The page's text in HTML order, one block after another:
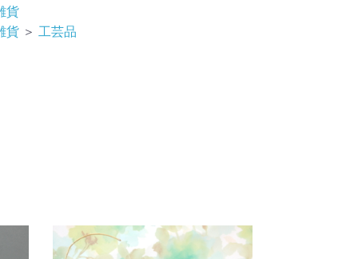
貨
貨 ＞ 工芸品